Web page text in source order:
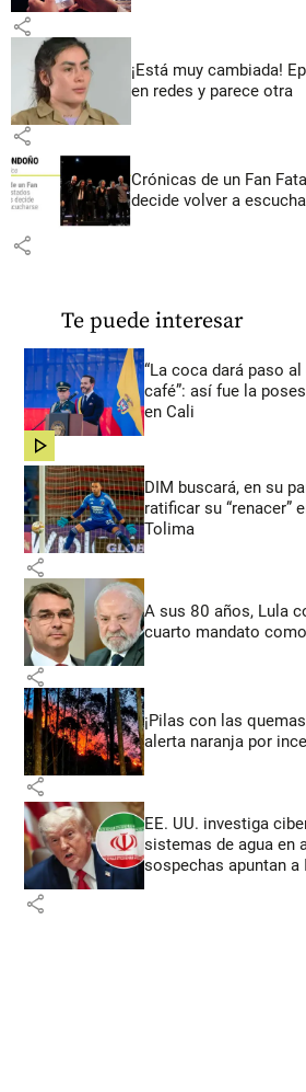
share
¡Está muy cambiada!
en redes y parece otra
share
Crónicas de un Fan
decide volver a
share
Te puede interesar
“La coca dará paso
café”: así fue la
en Cali
share
DIM buscará, en su
ratificar su “renacer”
Tolima
share
A sus 80 años, Lula
cuarto mandato
share
¡Pilas con las
alerta naranja por
share
EE. UU. investiga
sistemas de agua en
sospechas apuntan a
share